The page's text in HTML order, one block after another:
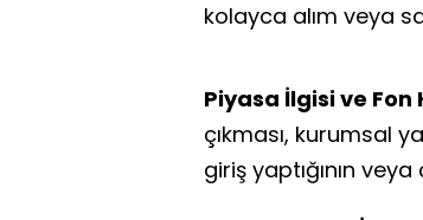
kolayca alım veya
Piyasa İlgisi ve
çıkması, kurumsal
giriş yaptığının